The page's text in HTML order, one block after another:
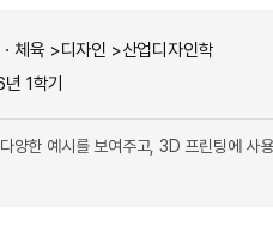
체육 >디자인 >산업디자인학
1학기
양한 예시를 보여주고, 3D 프린팅에 사